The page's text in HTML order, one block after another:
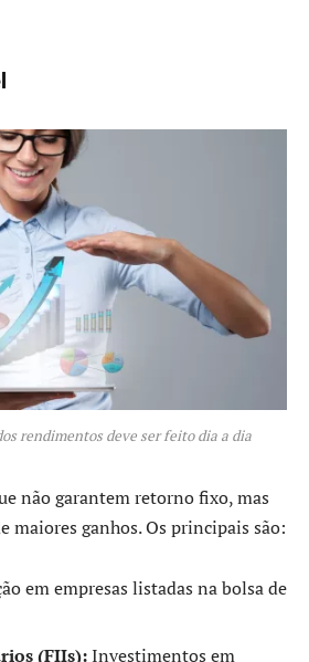
rendimentos deve ser feito dia a dia
não garantem retorno fixo, mas
maiores ganhos. Os principais são:
em empresas listadas na bolsa de
(FIIs):Investimentos em